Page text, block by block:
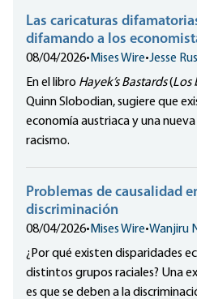
Las caricaturas
difamando a los
08/04/2026• Mises Wire•Jesse
En el libro Hayek’s Bastards(Los
Quinn Slobodian, sugiere que
economía austriaca y una
racismo.
Problemas de causalidad
discriminación
08/04/2026• Mises Wire•Wanjiru
¿Por qué existen disparidades
distintos grupos raciales? Una
es que se deben a la